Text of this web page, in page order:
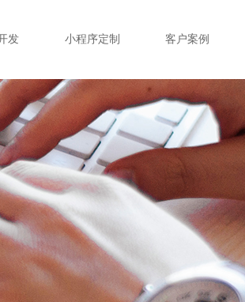
发 小程序定制 客户案例